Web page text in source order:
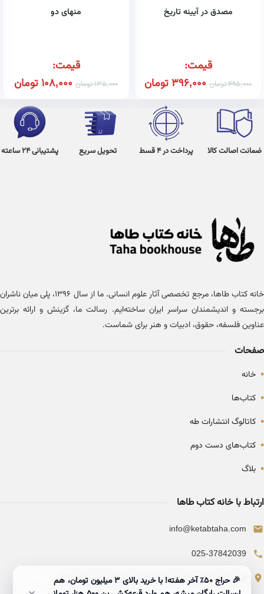
مصدق در آیینه تاریخ
قیمت:
495,000تومان 396,000تومان
منهای دو
قیمت:
135,000تومان 108,000تومان
ضمانت اصالت کالا پرداخت در 4 قسط تحویل سریع پشتیبانی 24 ساعته
خانه کتاب طاها، مرجع تخصصی آثار علوم انسانی. ما از سال ۱۳۹۶، پلی میان ناشران
برجسته و اندیشمندان سراسر ایران ساخته‌ایم. رسالت ما، گزینش و ارائه برترین
عناوین فلسفه، حقوق، ادبیات و هنر برای شماست.
صفحات
• خانه
• کتاب‌ها
• کاتالوگ انتشارات طه
• کتاب‌های دست دوم
• بلاگ
ارتباط با خانه کتاب طاها
info@ketabtaha.com
025-37842039
ایران، قم، بلوار معلم، مجتمع ناشران، طبقه سوم، واحد ۳۱۴
🎉 حراج ۵۰٪ آخر هفته! با خرید بالای 3 میلیون تومان، هم